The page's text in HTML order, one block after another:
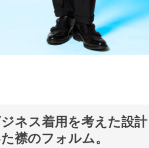
ジネス着用を考えた設
襟のフォルム。